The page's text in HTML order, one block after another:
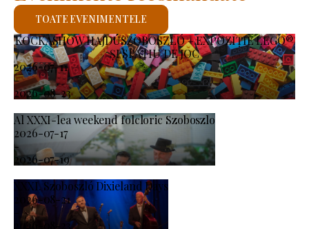
KOCKASHOW HAJDÚSZOBOSZLÓ – EXPOZIȚIE LEGO®
ȘI SPAȚIU DE JOC
2026-07-11
-
2026-08-23
Al XXXI-lea weekend folcloric Szoboszlo
2026-07-17
-
2026-07-19
XXXI. Szoboszló Dixieland Days
2026-08-21
-
2026-08-23
TOATE EVENIMENTELE